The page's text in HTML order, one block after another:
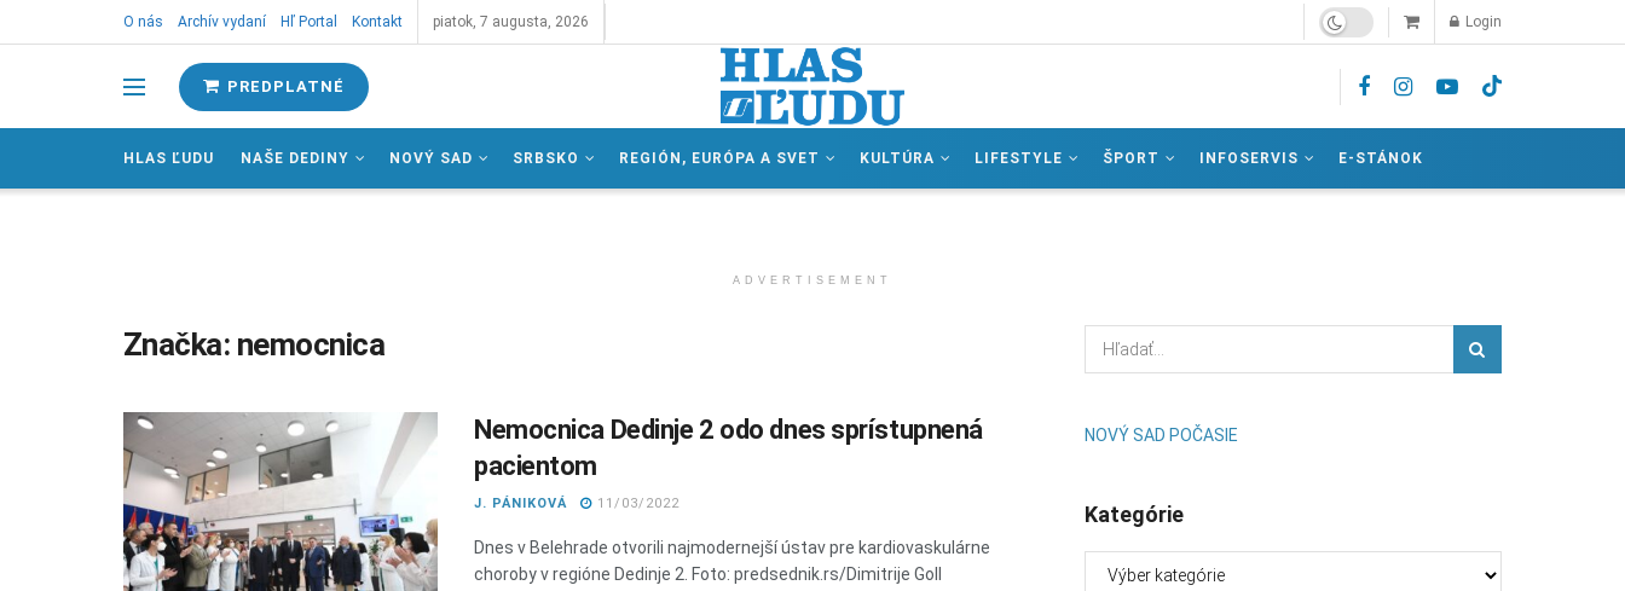
O nás Archív vydaní Hľ Portal Kontakt piatok, 7 augusta, 2026 Login
PREDPLATNÉ
HLAS ĽUDU NAŠE DEDINY NOVÝ SAD SRBSKO REGIÓN, EURÓPA A SVET KULTÚRA LIFESTYLE ŠPORT INFOSERVIS E-STÁNOK
ADVERTISEMENT
Značka: nemocnica
Nemocnica Dedinje 2 odo dnes sprístupnená
pacientom
J. PÁNIKOVÁ 11/03/2022
Dnes v Belehrade otvorili najmodernejší ústav pre kardiovaskulárne
choroby v regióne Dedinje 2. Foto: predsednik.rs/Dimitrije Goll
NOVÝ SAD POČASIE
Kategórie